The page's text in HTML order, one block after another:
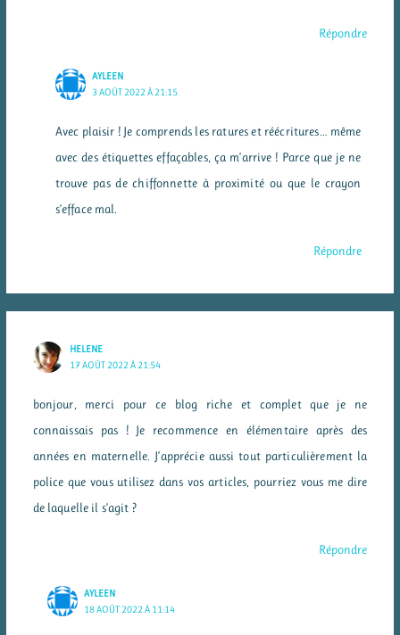
Répondre
AYLEEN
3 AOÛT 2022 À 21:15
Avec plaisir ! Je comprends les ratures et réécritures… même
avec des étiquettes effaçables, ça m’arrive ! Parce que je ne
trouve pas de chiffonnette à proximité ou que le crayon
s’efface mal.
Répondre
HELENE
17 AOÛT 2022 À 21:54
bonjour, merci pour ce blog riche et complet que je ne
connaissais pas ! Je recommence en élémentaire après des
années en maternelle. J’apprécie aussi tout particulièrement la
police que vous utilisez dans vos articles, pourriez vous me dire
de laquelle il s’agit ?
Répondre
AYLEEN
18 AOÛT 2022 À 11:14